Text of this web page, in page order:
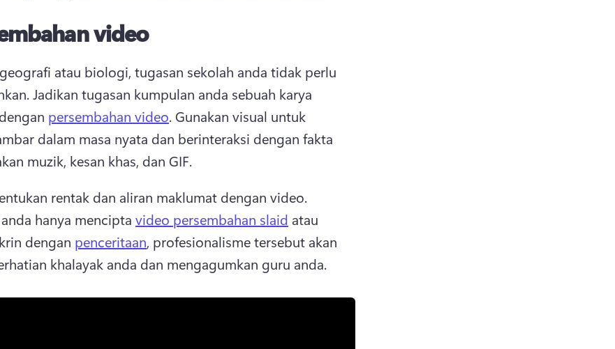
video
atau biologi, tugasan sekolah anda tidak perlu
Jadikan tugasan kumpulan anda sebuah karya
persembahan video. Gunakan visual untuk
dalam masa nyata dan berinteraksi dengan fakta
muzik, kesan khas, dan GIF.
hanya mencipta video persembahan slaid atau
dengan penceritaan, profesionalisme tersebut akan
khalayak anda dan mengagumkan guru anda.